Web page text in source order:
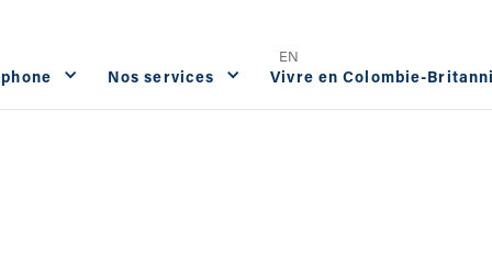
Nos services Vivre en Colombie-
EN